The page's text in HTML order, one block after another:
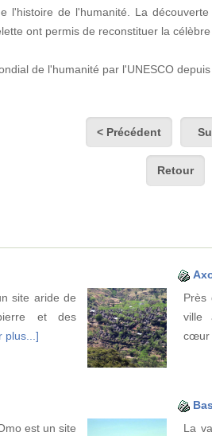
l'histoire de l'humanité. La
ont permis de reconstituer la célèbre
de l'humanité par l'UNESCO depuis
< Précédent
Retour
site aride de
et des
plus...]
Près
ville
cœur
est un site
La